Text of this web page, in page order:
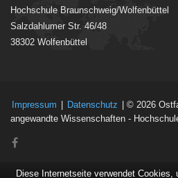
Hochschule Braunschweig/Wolfenbüttel
Salzdahlumer Str. 46/48
38302 Wolfenbüttel
Impressum Datenschutz
| © 2026
angewandte Wissenschaften -
Diese Internetseite verwendet